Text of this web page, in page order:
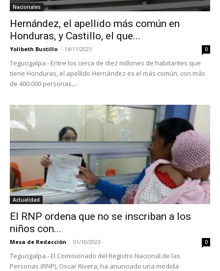
Nacionales
Hernández, el apellido más común en
Honduras, y Castillo, el que...
Yolibeth Bustillo - 14/11/2023 0
Tegucigalpa.- Entre los cerca de diez millones de habitantes que
tiene Honduras, el apellido Hernández es el más común, con más
de 400.000 personas,...
Actualidad
El RNP ordena que no se inscriban a los
niños con...
Mesa de Redacción - 01/10/2023 0
Tegucigalpa.- El Comisionado del Registro Nacional de las
Personas (RNP), Oscar Rivera, ha anunciado una medida